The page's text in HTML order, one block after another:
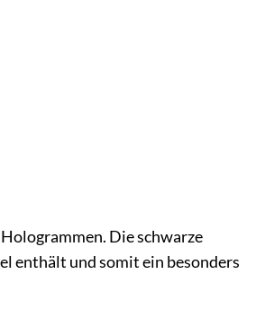
Die schwarze
enthält und somit ein besonders